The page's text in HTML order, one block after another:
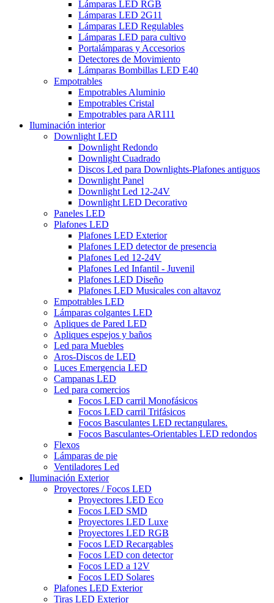
Lámparas LED RGB
Lámparas LED 2G11
Lámparas LED Regulables
Lámparas LED para cultivo
Portalámparas y Accesorios
Detectores de Movimiento
Lámparas Bombillas LED E40
Empotrables
Empotrables Aluminio
Empotrables Cristal
Empotrables para AR111
Iluminación interior
Downlight LED
Downlight Redondo
Downlight Cuadrado
Discos Led para Downlights-Plafones antiguos
Downlight Panel
Downlight Led 12-24V
Downlight LED Decorativo
Paneles LED
Plafones LED
Plafones LED Exterior
Plafones LED detector de presencia
Plafones Led 12-24V
Plafones Led Infantil - Juvenil
Plafones LED Diseño
Plafones LED Musicales con altavoz
Empotrables LED
Lámparas colgantes LED
Apliques de Pared LED
Apliques espejos y baños
Led para Muebles
Aros-Discos de LED
Luces Emergencia LED
Campanas LED
Led para comercios
Focos LED carril Monofásicos
Focos LED carril Trifásicos
Focos Basculantes LED rectangulares.
Focos Basculantes-Orientables LED redondos
Flexos
Lámparas de pie
Ventiladores Led
Iluminación Exterior
Proyectores / Focos LED
Proyectores LED Eco
Focos LED SMD
Proyectores LED Luxe
Proyectores LED RGB
Focos LED Recargables
Focos LED con detector
Focos LED a 12V
Focos LED Solares
Plafones LED Exterior
Tiras LED Exterior